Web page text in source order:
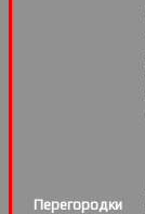
Перегородки